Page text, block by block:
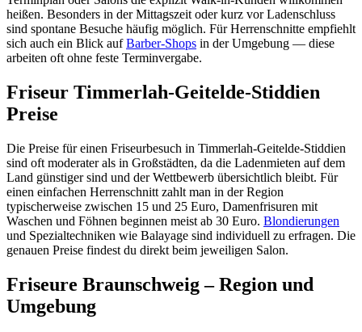
heißen. Besonders in der Mittagszeit oder kurz vor Ladenschluss
sind spontane Besuche häufig möglich. Für Herrenschnitte empfiehlt
sich auch ein Blick aufBarber-Shops in der Umgebung — diese
arbeiten oft ohne feste Terminvergabe.
Friseur Timmerlah-Geitelde-Stiddien
Preise
Die Preise für einen Friseurbesuch in Timmerlah-Geitelde-Stiddien
sind oft moderater als in Großstädten, da die Ladenmieten auf dem
Land günstiger sind und der Wettbewerb übersichtlich bleibt. Für
einen einfachen Herrenschnitt zahlt man in der Region
typischerweise zwischen 15 und 25 Euro, Damenfrisuren mit
Waschen und Föhnen beginnen meist ab 30 Euro. Blondierungen
und Spezialtechniken wie Balayage sind individuell zu erfragen. Die
genauen Preise findest du direkt beim jeweiligen Salon.
Friseure Braunschweig – Region und
Umgebung